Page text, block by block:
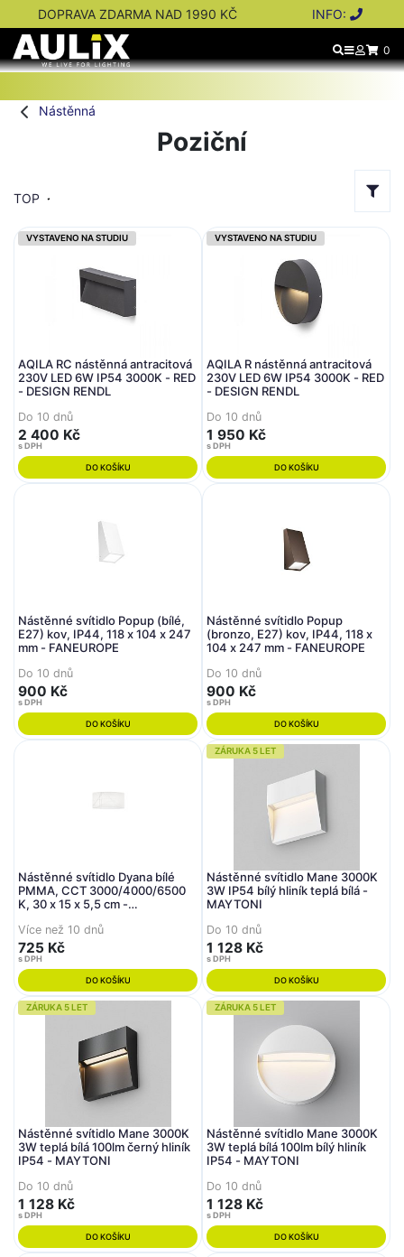
DOPRAVA ZDARMA NAD 1990 KČ INFO:
0
Nástěnná
Poziční
TOP
VYSTAVENO NA STUDIU
AQILA RC nástěnná antracitová
230V LED 6W IP54 3000K - RED
- DESIGN RENDL
Do 10 dnů
2 400 Kč
s DPH
DO KOŠÍKU
VYSTAVENO NA STUDIU
AQILA R nástěnná antracitová
230V LED 6W IP54 3000K - RED
- DESIGN RENDL
Do 10 dnů
1 950 Kč
s DPH
DO KOŠÍKU
Nástěnné svítidlo Popup (bílé,
E27) kov, IP44, 118 x 104 x 247
mm - FANEUROPE
Do 10 dnů
900 Kč
s DPH
DO KOŠÍKU
Nástěnné svítidlo Popup
(bronzo, E27) kov, IP44, 118 x
104 x 247 mm - FANEUROPE
Do 10 dnů
900 Kč
s DPH
DO KOŠÍKU
Nástěnné svítidlo Dyana bílé
PMMA, CCT 3000/4000/6500
K, 30 x 15 x 5,5 cm -
Více než 10 dnů
725 Kč
s DPH
DO KOŠÍKU
ZÁRUKA 5 LET
Nástěnné svítidlo Mane 3000K
3W IP54 bílý hliník teplá bílá -
MAYTONI
Do 10 dnů
1 128 Kč
s DPH
DO KOŠÍKU
ZÁRUKA 5 LET
Nástěnné svítidlo Mane 3000K
3W teplá bílá 100lm černý hliník
IP54 - MAYTONI
Do 10 dnů
1 128 Kč
s DPH
DO KOŠÍKU
ZÁRUKA 5 LET
Nástěnné svítidlo Mane 3000K
3W teplá bílá 100lm bílý hliník
IP54 - MAYTONI
Do 10 dnů
1 128 Kč
s DPH
DO KOŠÍKU